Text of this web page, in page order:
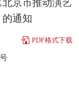
部门服务
京市推动演艺
通知
PDF格式下载